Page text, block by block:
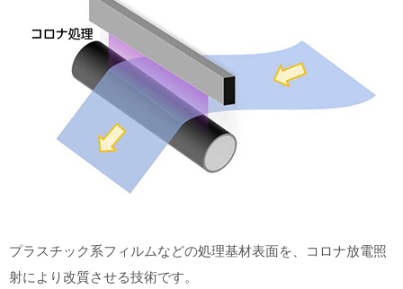
プラスチック系フィルムなどの処理基材表面を、コロナ放電照
射により改質させる技術です。